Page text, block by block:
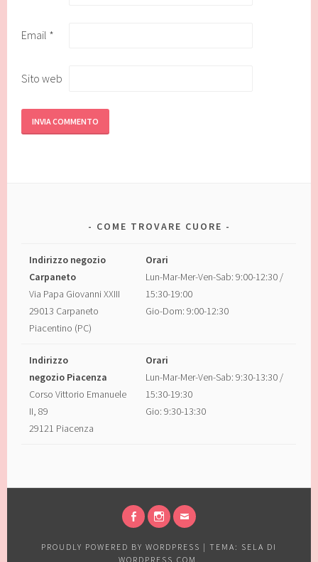
Email *
Sito web
COME TROVARE CUORE
Indirizzo negozio
Carpaneto
Via Papa Giovanni XXIII
29013 Carpaneto
Piacentino (PC)
Orari
Lun-Mar-Mer-Ven-Sab: 9:00-12:30 /
15:30-19:00
Gio-Dom: 9:00-12:30
Indirizzo
negozio Piacenza
Corso Vittorio Emanuele
II, 89
29121 Piacenza
Orari
Lun-Mar-Mer-Ven-Sab: 9:30-13:30 /
15:30-19:30
Gio: 9:30-13:30
PROUDLY POWERED BY WORDPRESS | TEMA: SELA DI
WORDPRESS.COM